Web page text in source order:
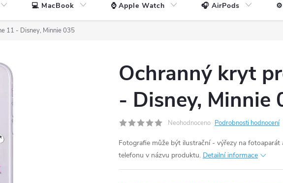
💻 MacBook ⌚ Apple Watch 🎧 AirPods ⚙️
11 - Disney, Minnie 035
Ochranný kryt
- Disney, Minnie
Neohodnoceno Podrobnosti hodnocení
Fotografie může být ilustrační - výřezy na
telefonu v názvu produktu. Detailní informace